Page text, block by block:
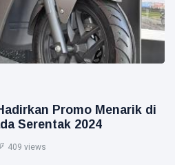
Promo Menarik di
Serentak 2024
409 views